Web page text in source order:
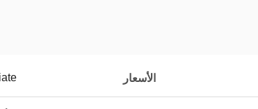
الأسعار